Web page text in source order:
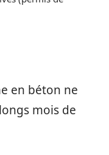
en béton ne
mois de